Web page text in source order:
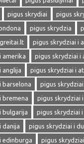
pigus skrydiai
pigus
pigus skrydzia
pigus skrydziai i
amerika
pigus skrydziai i
anglija
pigus skrydziai i
barselona
pigus
bremena
pigus skrydziai
bulgarija
pigus skrydziai i
danija
pigus skrydziai i
edinburga
pigus